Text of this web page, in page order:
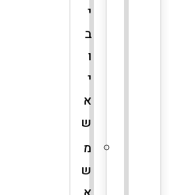
י
ב
ו
י
א
ש
מ
ש